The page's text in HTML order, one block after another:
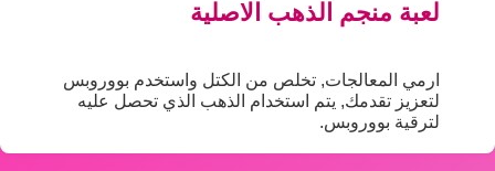
لعبة منجم الذهب الاصلية
ارمي المعالجات, تخلص من الكتل واستخدم بووروبس
لتعزيز تقدمك, يتم استخدام الذهب الذي تحصل عليه
لترقية بووروبس.